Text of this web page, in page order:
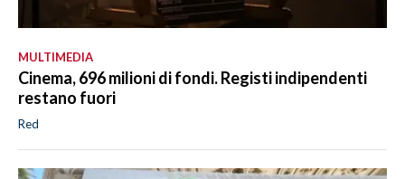
MULTIMEDIA
Cinema, 696 milioni di fondi. Registi indipendenti
restano fuori
Red